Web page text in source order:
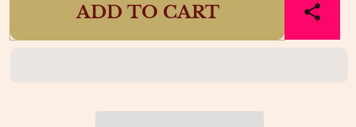
NOEL
STARS
NOEL
STARS
VAN
ADD TO CART